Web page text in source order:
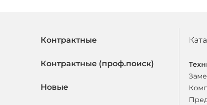
Контрактные
Контрактные (проф.поиск)
Новые